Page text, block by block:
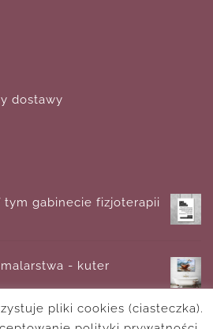
dostawy
tym gabinecie fizjoterapii
- kuter
pliki cookies (ciasteczka).